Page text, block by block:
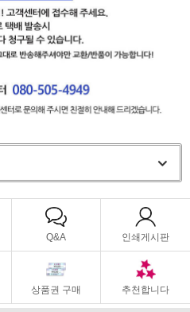
Q&A 인쇄게시판
상품권 구매 추천합니다